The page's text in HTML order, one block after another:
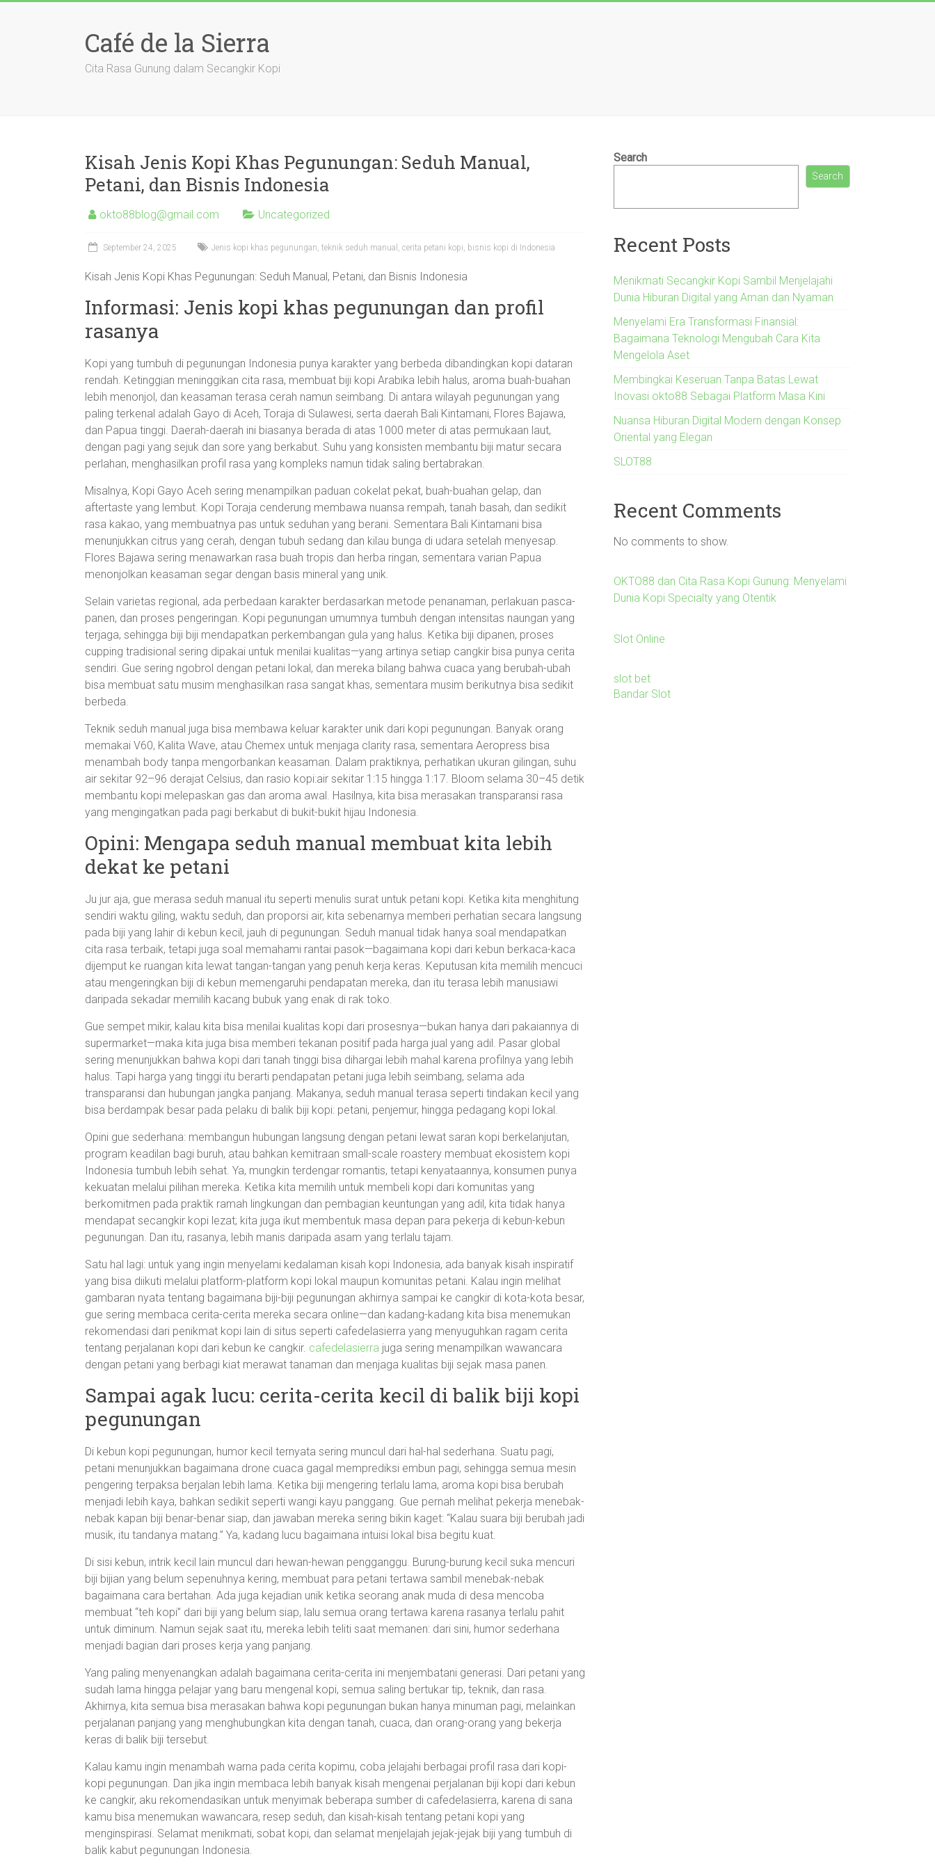
Café de la Sierra
Cita Rasa Gunung dalam Secangkir Kopi
Kisah Jenis Kopi Khas Pegunungan: Seduh Manual,
Petani, dan Bisnis Indonesia
okto88blog@gmail.com Uncategorized
September 24, 2025 Jenis kopi khas pegunungan, teknik seduh manual, cerita petani kopi, bisnis kopi di Indonesia
Kisah Jenis Kopi Khas Pegunungan: Seduh Manual, Petani, dan Bisnis Indonesia
Informasi: Jenis kopi khas pegunungan dan profil
rasanya
Kopi yang tumbuh di pegunungan Indonesia punya karakter yang berbeda dibandingkan kopi dataran
rendah. Ketinggian meninggikan cita rasa, membuat biji kopi Arabika lebih halus, aroma buah-buahan
lebih menonjol, dan keasaman terasa cerah namun seimbang. Di antara wilayah pegunungan yang
paling terkenal adalah Gayo di Aceh, Toraja di Sulawesi, serta daerah Bali Kintamani, Flores Bajawa,
dan Papua tinggi. Daerah-daerah ini biasanya berada di atas 1000 meter di atas permukaan laut,
dengan pagi yang sejuk dan sore yang berkabut. Suhu yang konsisten membantu biji matur secara
perlahan, menghasilkan profil rasa yang kompleks namun tidak saling bertabrakan.
Misalnya, Kopi Gayo Aceh sering menampilkan paduan cokelat pekat, buah-buahan gelap, dan
aftertaste yang lembut. Kopi Toraja cenderung membawa nuansa rempah, tanah basah, dan sedikit
rasa kakao, yang membuatnya pas untuk seduhan yang berani. Sementara Bali Kintamani bisa
menunjukkan citrus yang cerah, dengan tubuh sedang dan kilau bunga di udara setelah menyesap.
Flores Bajawa sering menawarkan rasa buah tropis dan herba ringan, sementara varian Papua
menonjolkan keasaman segar dengan basis mineral yang unik.
Selain varietas regional, ada perbedaan karakter berdasarkan metode penanaman, perlakuan pasca-
panen, dan proses pengeringan. Kopi pegunungan umumnya tumbuh dengan intensitas naungan yang
terjaga, sehingga biji biji mendapatkan perkembangan gula yang halus. Ketika biji dipanen, proses
cupping tradisional sering dipakai untuk menilai kualitas—yang artinya setiap cangkir bisa punya cerita
sendiri. Gue sering ngobrol dengan petani lokal, dan mereka bilang bahwa cuaca yang berubah-ubah
bisa membuat satu musim menghasilkan rasa sangat khas, sementara musim berikutnya bisa sedikit
berbeda.
Teknik seduh manual juga bisa membawa keluar karakter unik dari kopi pegunungan. Banyak orang
memakai V60, Kalita Wave, atau Chemex untuk menjaga clarity rasa, sementara Aeropress bisa
menambah body tanpa mengorbankan keasaman. Dalam praktiknya, perhatikan ukuran gilingan, suhu
air sekitar 92–96 derajat Celsius, dan rasio kopi:air sekitar 1:15 hingga 1:17. Bloom selama 30–45 detik
membantu kopi melepaskan gas dan aroma awal. Hasilnya, kita bisa merasakan transparansi rasa
yang mengingatkan pada pagi berkabut di bukit-bukit hijau Indonesia.
Opini: Mengapa seduh manual membuat kita lebih
dekat ke petani
Ju jur aja, gue merasa seduh manual itu seperti menulis surat untuk petani kopi. Ketika kita menghitung
sendiri waktu giling, waktu seduh, dan proporsi air, kita sebenarnya memberi perhatian secara langsung
pada biji yang lahir di kebun kecil, jauh di pegunungan. Seduh manual tidak hanya soal mendapatkan
cita rasa terbaik, tetapi juga soal memahami rantai pasok—bagaimana kopi dari kebun berkaca-kaca
dijemput ke ruangan kita lewat tangan-tangan yang penuh kerja keras. Keputusan kita memilih mencuci
atau mengeringkan biji di kebun memengaruhi pendapatan mereka, dan itu terasa lebih manusiawi
daripada sekadar memilih kacang bubuk yang enak di rak toko.
Gue sempet mikir, kalau kita bisa menilai kualitas kopi dari prosesnya—bukan hanya dari pakaiannya di
supermarket—maka kita juga bisa memberi tekanan positif pada harga jual yang adil. Pasar global
sering menunjukkan bahwa kopi dari tanah tinggi bisa dihargai lebih mahal karena profilnya yang lebih
halus. Tapi harga yang tinggi itu berarti pendapatan petani juga lebih seimbang, selama ada
transparansi dan hubungan jangka panjang. Makanya, seduh manual terasa seperti tindakan kecil yang
bisa berdampak besar pada pelaku di balik biji kopi: petani, penjemur, hingga pedagang kopi lokal.
Opini gue sederhana: membangun hubungan langsung dengan petani lewat saran kopi berkelanjutan,
program keadilan bagi buruh, atau bahkan kemitraan small-scale roastery membuat ekosistem kopi
Indonesia tumbuh lebih sehat. Ya, mungkin terdengar romantis, tetapi kenyataannya, konsumen punya
kekuatan melalui pilihan mereka. Ketika kita memilih untuk membeli kopi dari komunitas yang
berkomitmen pada praktik ramah lingkungan dan pembagian keuntungan yang adil, kita tidak hanya
mendapat secangkir kopi lezat; kita juga ikut membentuk masa depan para pekerja di kebun-kebun
pegunungan. Dan itu, rasanya, lebih manis daripada asam yang terlalu tajam.
Satu hal lagi: untuk yang ingin menyelami kedalaman kisah kopi Indonesia, ada banyak kisah inspiratif
yang bisa diikuti melalui platform-platform kopi lokal maupun komunitas petani. Kalau ingin melihat
gambaran nyata tentang bagaimana biji-biji pegunungan akhirnya sampai ke cangkir di kota-kota besar,
gue sering membaca cerita-cerita mereka secara online—dan kadang-kadang kita bisa menemukan
rekomendasi dari penikmat kopi lain di situs seperti cafedelasierra yang menyuguhkan ragam cerita
tentang perjalanan kopi dari kebun ke cangkir. cafedelasierra juga sering menampilkan wawancara
dengan petani yang berbagi kiat merawat tanaman dan menjaga kualitas biji sejak masa panen.
Sampai agak lucu: cerita-cerita kecil di balik biji kopi
pegunungan
Di kebun kopi pegunungan, humor kecil ternyata sering muncul dari hal-hal sederhana. Suatu pagi,
petani menunjukkan bagaimana drone cuaca gagal memprediksi embun pagi, sehingga semua mesin
pengering terpaksa berjalan lebih lama. Ketika biji mengering terlalu lama, aroma kopi bisa berubah
menjadi lebih kaya, bahkan sedikit seperti wangi kayu panggang. Gue pernah melihat pekerja menebak-
nebak kapan biji benar-benar siap, dan jawaban mereka sering bikin kaget: “Kalau suara biji berubah jadi
musik, itu tandanya matang.” Ya, kadang lucu bagaimana intuisi lokal bisa begitu kuat.
Di sisi kebun, intrik kecil lain muncul dari hewan-hewan pengganggu. Burung-burung kecil suka mencuri
biji bijian yang belum sepenuhnya kering, membuat para petani tertawa sambil menebak-nebak
bagaimana cara bertahan. Ada juga kejadian unik ketika seorang anak muda di desa mencoba
membuat “teh kopi” dari biji yang belum siap, lalu semua orang tertawa karena rasanya terlalu pahit
untuk diminum. Namun sejak saat itu, mereka lebih teliti saat memanen: dari sini, humor sederhana
menjadi bagian dari proses kerja yang panjang.
Yang paling menyenangkan adalah bagaimana cerita-cerita ini menjembatani generasi. Dari petani yang
sudah lama hingga pelajar yang baru mengenal kopi, semua saling bertukar tip, teknik, dan rasa.
Akhirnya, kita semua bisa merasakan bahwa kopi pegunungan bukan hanya minuman pagi, melainkan
perjalanan panjang yang menghubungkan kita dengan tanah, cuaca, dan orang-orang yang bekerja
keras di balik biji tersebut.
Kalau kamu ingin menambah warna pada cerita kopimu, coba jelajahi berbagai profil rasa dari kopi-
kopi pegunungan. Dan jika ingin membaca lebih banyak kisah mengenai perjalanan biji kopi dari kebun
ke cangkir, aku rekomendasikan untuk menyimak beberapa sumber di cafedelasierra, karena di sana
kamu bisa menemukan wawancara, resep seduh, dan kisah-kisah tentang petani kopi yang
menginspirasi. Selamat menikmati, sobat kopi, dan selamat menjelajah jejak-jejak biji yang tumbuh di
balik kabut pegunungan Indonesia.
Search
Search
Recent Posts
Menikmati Secangkir Kopi Sambil Menjelajahi
Dunia Hiburan Digital yang Aman dan Nyaman
Menyelami Era Transformasi Finansial:
Bagaimana Teknologi Mengubah Cara Kita
Mengelola Aset
Membingkai Keseruan Tanpa Batas Lewat
Inovasi okto88 Sebagai Platform Masa Kini
Nuansa Hiburan Digital Modern dengan Konsep
Oriental yang Elegan
SLOT88
Recent Comments
No comments to show.
OKTO88 dan Cita Rasa Kopi Gunung: Menyelami
Dunia Kopi Specialty yang Otentik
Slot Online
slot bet
Bandar Slot